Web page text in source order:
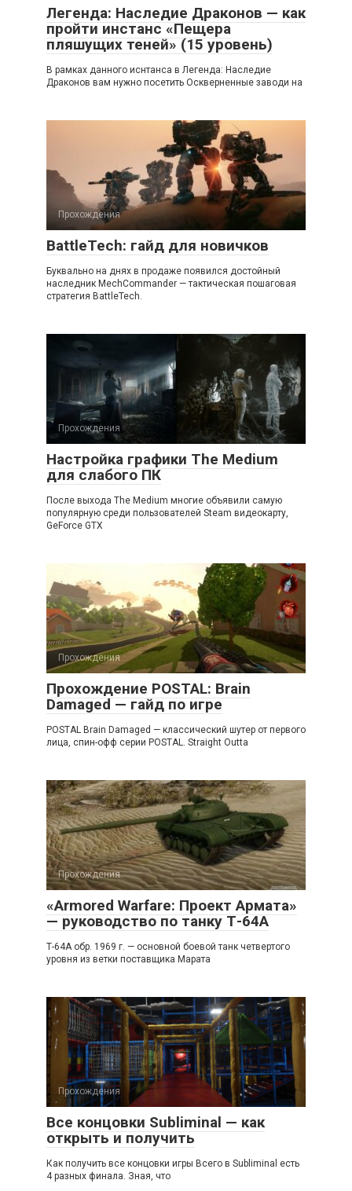
Легенда: Наследие Драконов — как
пройти инстанс «Пещера
пляшущих теней» (15 уровень)
В рамках данного иснтанса в Легенда: Наследие
Драконов вам нужно посетить Оскверненные заводи на
Прохождения
BattleTech: гайд для новичков
Буквально на днях в продаже появился достойный
наследник MechCommander — тактическая пошаговая
стратегия BattlеTech.
Прохождения
Настройка графики The Medium
для слабого ПК
После выхода The Medium многие объявили самую
популярную среди пользователей Steam видеокарту,
GeForce GTX
Прохождения
Прохождение POSTAL: Brain
Damaged — гайд по игре
POSTAL Brain Damaged — классический шутер от первого
лица, спин-офф серии POSTAL. Straight Outta
Прохождения
«Armored Warfare: Проект Армата»
— руководство по танку Т-64А
Т-64А обр. 1969 г. — основной боевой танк четвертого
уровня из ветки поставщика Марата
Прохождения
Все концовки Subliminal — как
открыть и получить
Как получить все концовки игры Всего в Subliminal есть
4 разных финала. Зная, что